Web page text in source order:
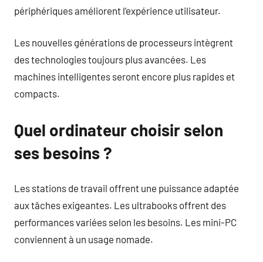
périphériques améliorent l’expérience utilisateur.
Les nouvelles générations de processeurs intègrent
des technologies toujours plus avancées. Les
machines intelligentes seront encore plus rapides et
compacts.
Quel ordinateur choisir selon
ses besoins ?
Les stations de travail offrent une puissance adaptée
aux tâches exigeantes. Les ultrabooks offrent des
performances variées selon les besoins. Les mini-PC
conviennent à un usage nomade.